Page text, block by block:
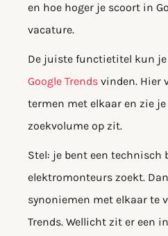
en hoe hoger je scoort in
vacature.
De juiste functietitel kun
Google Trends vinden. Hier
termen met elkaar en zie
zoekvolume op zit.
Stel: je bent een technisch
elektromonteurs zoekt.
synoniemen met elkaar te
Trends. Wellicht zit er een